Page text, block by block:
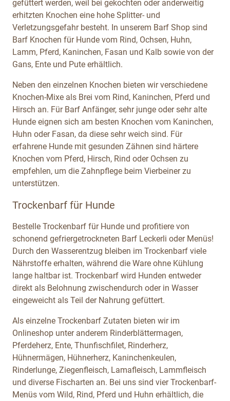
gefüttert werden, weil bei gekochten oder anderweitig
erhitzten Knochen eine hohe Splitter- und
Verletzungsgefahr besteht. In unserem Barf Shop sind
Barf Knochen für Hunde vom Rind, Ochsen, Huhn,
Lamm, Pferd, Kaninchen, Fasan und Kalb sowie von der
Gans, Ente und Pute erhältlich.
Neben den einzelnen Knochen bieten wir verschiedene
Knochen-Mixe als Brei vom Rind, Kaninchen, Pferd und
Hirsch an. Für Barf Anfänger, sehr junge oder sehr alte
Hunde eignen sich am besten Knochen vom Kaninchen,
Huhn oder Fasan, da diese sehr weich sind. Für
erfahrene Hunde mit gesunden Zähnen sind härtere
Knochen vom Pferd, Hirsch, Rind oder Ochsen zu
empfehlen, um die Zahnpflege beim Vierbeiner zu
unterstützen.
Trockenbarf für Hunde
Bestelle Trockenbarf für Hunde und profitiere von
schonend gefriergetrockneten Barf Leckerli oder Menüs!
Durch den Wasserentzug bleiben im Trockenbarf viele
Nährstoffe erhalten, während die Ware ohne Kühlung
lange haltbar ist. Trockenbarf wird Hunden entweder
direkt als Belohnung zwischendurch oder in Wasser
eingeweicht als Teil der Nahrung gefüttert.
Als einzelne Trockenbarf Zutaten bieten wir im
Onlineshop unter anderem Rinderblättermagen,
Pferdeherz, Ente, Thunfischfilet, Rinderherz,
Hühnermägen, Hühnerherz, Kaninchenkeulen,
Rinderlunge, Ziegenfleisch, Lamafleisch, Lammfleisch
und diverse Fischarten an. Bei uns sind vier Trockenbarf-
Menüs vom Wild, Rind, Pferd und Huhn erhältlich, die